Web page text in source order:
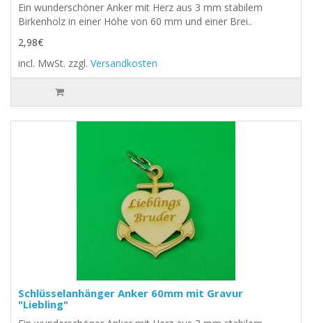
Ein wunderschöner Anker mit Herz aus 3 mm stabilem
Birkenholz in einer Höhe von 60 mm und einer Brei..
2,98€
incl. MwSt. zzgl. Versandkosten
Schlüsselanhänger Anker 60mm mit Gravur
"Liebling"